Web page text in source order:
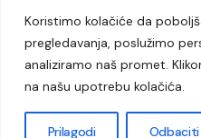
Koristimo kolačiće da
pregledavanja, poslužimo
analiziramo naš promet.
na našu upotrebu kolačića.
Prilagodi Odbaciti
Lukavac Društvo Crna
Kultura
Kolumne